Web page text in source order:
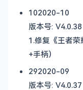
102020-10
版本号: V4.0.38
1.修复《王者
+手柄）
292020-09
版本号: V4.0.37